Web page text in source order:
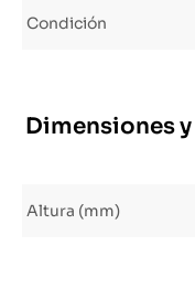
Condición
Dimensiones
Altura (mm)